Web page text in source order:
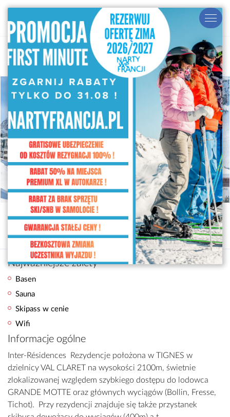
STRONA GŁÓWNA
WYNIKI WYSZUKIWANIA
FRANCJA
TIGNES - VAL D'ISERE
TIGNES
INTER-RÉSIDENCES
SKIPASS W CENIE
Inter-Résidences
Francja / Tignes - Val d'Isere Tignes
Najważniejsze zalety
Basen
Sauna
Skipass w cenie
Wifi
Informacje ogólne
Inter-Résidences Rezydencje położona w TIGNES w
dzielnicy VAL CLARET na wysokości 2100m, świetnie
zlokalizowanej względem szybkiego dostępu do lodowca
GRANDE MOTTE oraz głównych wyciągów (Bollin, Fresse,
Tichot). Przy rezydencji znajduje się także przystanek